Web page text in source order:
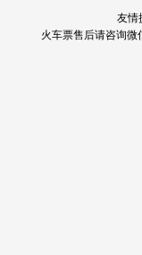
友情
火车票售后请咨询